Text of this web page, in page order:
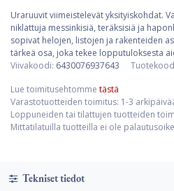
Uraruuvit viimeistelevät yksityiskohdat.
niklattuja messinkisiä, teräksisiä ja
sopivat helojen, listojen ja rakenteiden
tärkeä osa, joka tekee lopputuloksesta
Viivakoodi: 6430076937643
Lue toimitusehtomme tästä
Varastotuotteiden toimitus: 1-3
Loppuneiden tai tilattujen tuotteiden
Mittatilatuilla tuotteilla ei ole
Tekniset tiedot